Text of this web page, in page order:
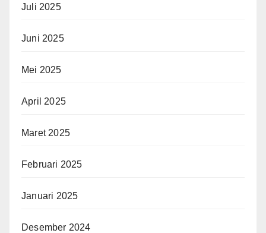
Juli 2025
Juni 2025
Mei 2025
April 2025
Maret 2025
Februari 2025
Januari 2025
Desember 2024